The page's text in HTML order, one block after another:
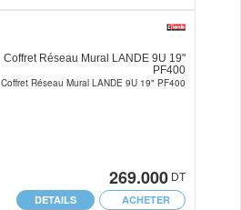
Coffret Réseau Mural LANDE 9U 19"
PF400
Coffret Réseau Mural LANDE 9U 19" PF400
269.000 DT
ACHETER
DETAILS